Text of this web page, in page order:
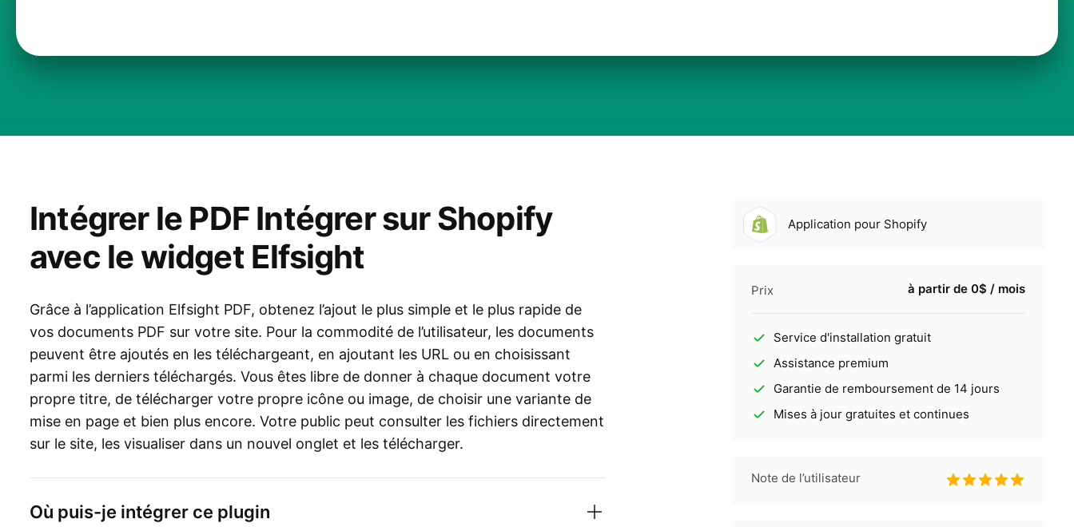
Intégrer le PDF Intégrer sur Shopify
avec le widget Elfsight
Grâce à l’application Elfsight PDF, obtenez l’ajout le plus simple et le plus rapide de
vos documents PDF sur votre site. Pour la commodité de l’utilisateur, les documents
peuvent être ajoutés en les téléchargeant, en ajoutant les URL ou en choisissant
parmi les derniers téléchargés. Vous êtes libre de donner à chaque document votre
propre titre, de télécharger votre propre icône ou image, de choisir une variante de
mise en page et bien plus encore. Votre public peut consulter les fichiers directement
sur le site, les visualiser dans un nouvel onglet et les télécharger.
Où puis-je intégrer ce plugin
Application pour Shopify
Prix à partir de 0$ / mois
Service d'installation gratuit
Assistance premium
Garantie de remboursement de 14 jours
Mises à jour gratuites et continues
Note de l’utilisateur